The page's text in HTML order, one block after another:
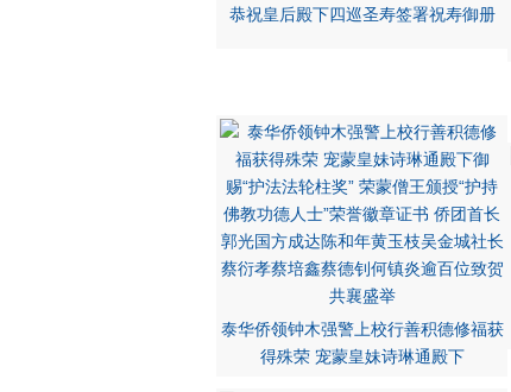
恭祝皇后殿下四巡圣寿签署祝寿御册
泰华侨领钟木强警上校行善积德修福获
得殊荣 宠蒙皇妹诗琳通殿下